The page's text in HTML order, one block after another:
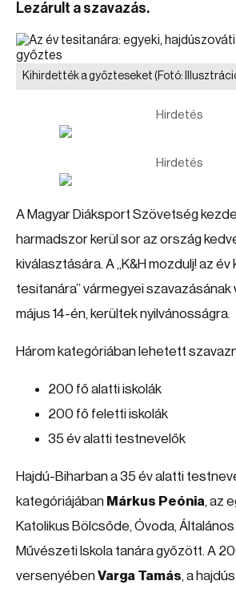
Lezárult a szavazás.
Kihirdették a győzteseket (Fotó:
Hirdetés
Hirdetés
A Magyar Diáksport Szövetség
harmadszor kerül sor az ország
kiválasztására. A „K&H mozdulj! az
tesitanára” vármegyei
május 14-én, kerültek nyilvánosságra.
Három kategóriában lehetett
200 fő alatti iskolák
200 fő feletti iskolák
35 év alatti testnevelők
Hajdú-Biharban a 35 év alatti
kategóriájában Márkus Peónia, az
Katolikus Bölcsőde, Óvoda,
Művészeti Iskola tanára győzött. A
versenyébenVarga Tamás, a